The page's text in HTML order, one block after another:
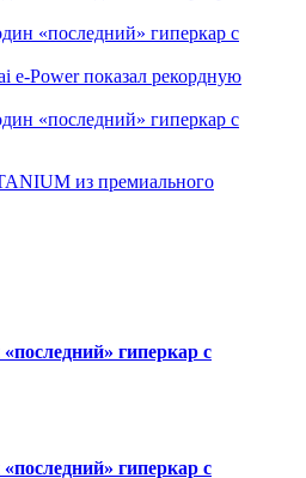
«последний» гиперкар с
e-Power показал рекордную
«последний» гиперкар с
из премиального
гиперкар с
гиперкар с